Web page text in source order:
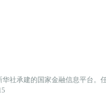
社承建的国家金融信息平台。